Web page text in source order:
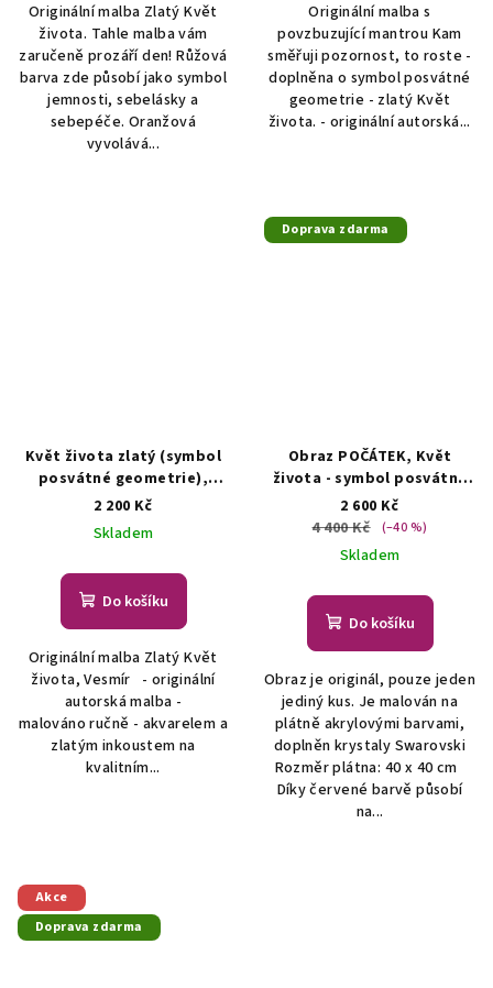
Originální malba Zlatý Květ
života. Tahle malba vám
zaručeně prozáří den! Růžová
barva zde působí jako symbol
jemnosti, sebelásky a
sebepéče. Oranžová
vyvolává...
Originální malba s
povzbuzující mantrou Kam
směřuji pozornost, to roste -
doplněna o symbol posvátné
geometrie - zlatý Květ
života. - originální autorská...
Květ života zlatý (symbol
posvátné geometrie),
vesmír - autorská malba
Originální malba - symbol
posvátné geometrie
2 200 Kč
Skladem
Do košíku
Originální malba Zlatý Květ
života, Vesmír - originální
autorská malba -
malováno ručně - akvarelem a
zlatým inkoustem na
kvalitním...
Doprava zdarma
Obraz POČÁTEK, Květ
života - symbol posvátné
geometrieAUTORSKÁ
MALBA
2 600 Kč
4 400 Kč
(–40 %)
Skladem
Do košíku
Obraz je originál, pouze jeden
jediný kus. Je malován na
plátně akrylovými barvami,
doplněn krystaly Swarovski
Rozměr plátna: 40 x 40 cm
Díky červené barvě působí
na...
Akce
Doprava zdarma